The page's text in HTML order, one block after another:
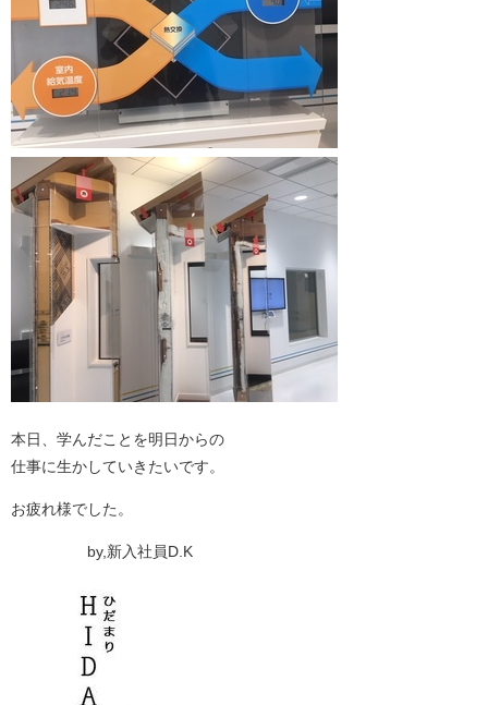
本日、学んだことを明日からの
仕事に生かしていきたいです。
お疲れ様でした。
by,新入社員D.K